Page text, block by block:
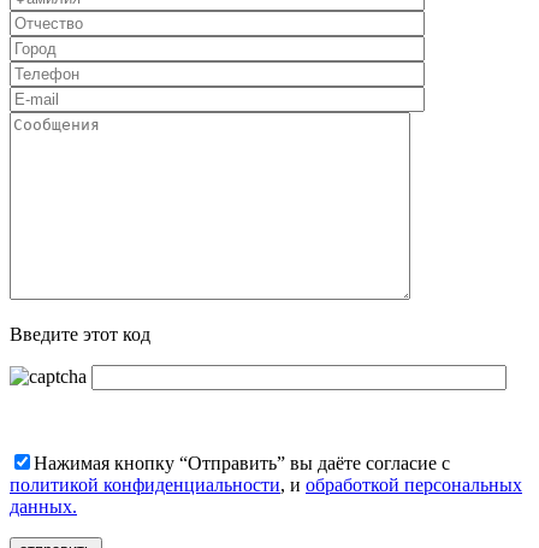
Введите этот код
Нажимая кнопку “Отправить” вы даёте согласие с
политикой конфиденциальности, и обработкой персональных
данных.